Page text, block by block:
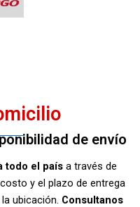
de envío
todo el país a través de
costo y el plazo de entrega
ubicación. Consultanos